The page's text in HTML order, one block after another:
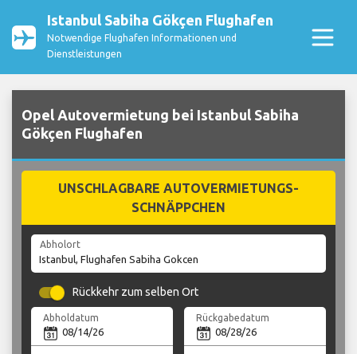
Istanbul Sabiha Gökçen Flughafen
Notwendige Flughafen Informationen und
Dienstleistungen
Opel Autovermietung bei Istanbul Sabiha
Gökçen Flughafen
UNSCHLAGBARE AUTOVERMIETUNGS-
SCHNÄPPCHEN
Abholort
Rückkehr zum selben Ort
Abholdatum Rückgabedatum